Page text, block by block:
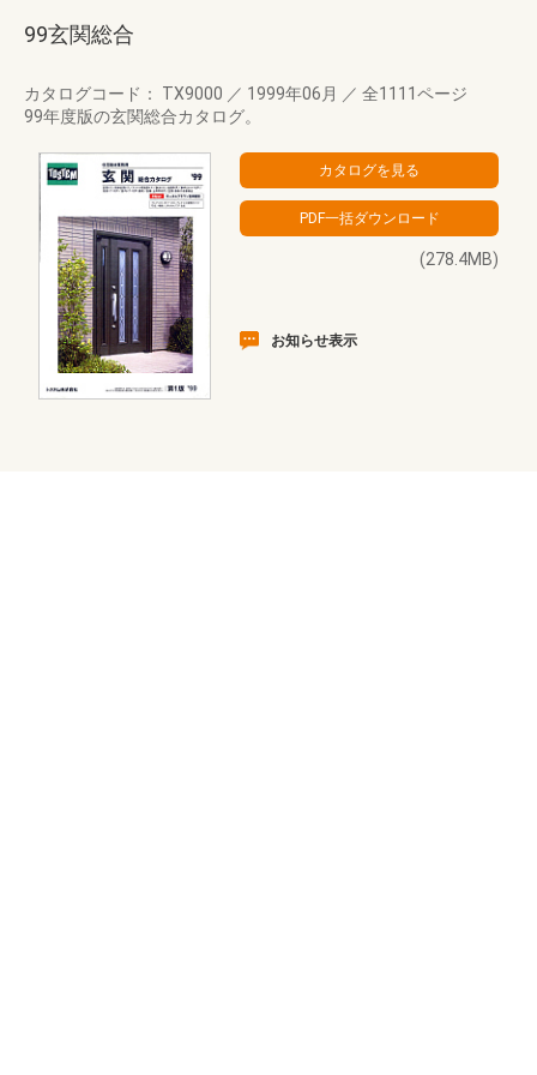
99玄関総合
カタログコード： TX9000 ／ 1999年06月 ／ 全1111ページ
99年度版の玄関総合カタログ。
(278.4MB)
お知らせ表示